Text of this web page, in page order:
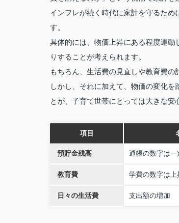
インフレが続く時代に家計を守るた
す。
具体的には、物価上昇にある程度連
りすることが考えられます。
もちろん、生活費の見直しや教育費の
しかし、それに加えて、物価の変化
とが、子育て世帯にとっては大きな安
項目
預貯金残高 通帳の数字は一
教育費 学費の数字は上
日々の生活費 支出額の増加